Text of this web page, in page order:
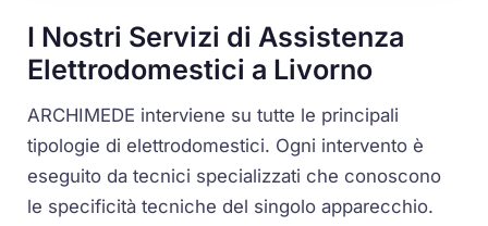
I Nostri Servizi di Assistenza
Elettrodomestici a Livorno
ARCHIMEDE interviene su tutte le principali
tipologie di elettrodomestici. Ogni intervento è
eseguito da tecnici specializzati che conoscono
le specificità tecniche del singolo apparecchio.